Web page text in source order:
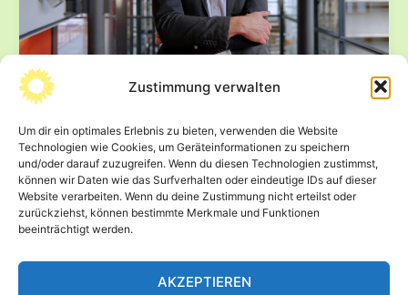
Zustimmung verwalten
Um dir ein optimales Erlebnis zu bieten, verwenden die Website
Technologien wie Cookies, um Geräteinformationen zu speichern
und/oder darauf zuzugreifen. Wenn du diesen Technologien zustimmst,
können wir Daten wie das Surfverhalten oder eindeutige IDs auf dieser
Website verarbeiten. Wenn du deine Zustimmung nicht erteilst oder
zurückziehst, können bestimmte Merkmale und Funktionen
beeinträchtigt werden.
AKZEPTIEREN
14.Juli
2025
Recht des Stärkeren, sondern es gilt das
Recht!
Mein Redebeitrag zum Antrag der Fraktion AfD: „Den
Krieg und das Sterben in der Ukraine endlich beenden“
(Drs 8/599) 5.